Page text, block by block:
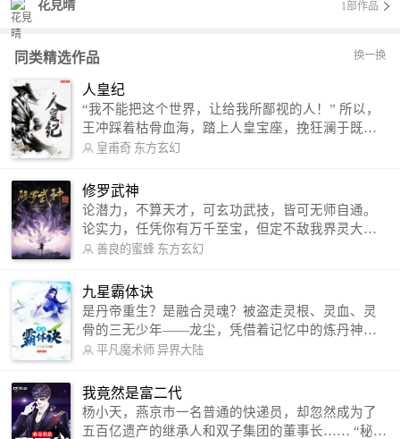
花見晴 1部作品
同类精选作品 换一换
人皇纪
“我不能把这个世界，让给我所鄙视的人！” 所以，
王冲踩着枯骨血海，踏上人皇宝座，挽狂澜于既
倒，扶大厦之将倾，成就了一段无上的传说！ 微信
微博：皇甫奇（地址：http://weibo.com/u/25284575
87） QQ交流群：320238210【普通群】 574501330
【VIP订阅群】 欢迎大家关注。
皇甫奇 东方玄幻
修罗武神
论潜力，不算天才，可玄功武技，皆可无师自通。
论实力，任凭你有万千至宝，但定不敌我界灵大
军。 我是谁？天下众生视我为修罗，却不知，我以
信公众号：善良的蜜蜂后援会）
善良的蜜蜂 东方玄幻
九星霸体诀
是丹帝重生？是融合灵魂？被盗走灵根、灵血、灵
骨的三无少年——龙尘，凭借着记忆中的炼丹神
术，修行神秘功法九星霸体诀，拨开重重迷雾，解
勾搭各色美女，镇压恶鬼邪神。 江湖传闻：龙
尘一到，地吼天啸。龙尘一出，鬼泣神哭。 本
故事纯属虚构，如有雷同，那就是真事儿，想要对
平凡魔术师 异界大陆
我竟然是富二代
杨小天，燕京市一名普通的快递员，却忽然成为了
五百亿遗产的继承人和双子集团的董事长…… “秘